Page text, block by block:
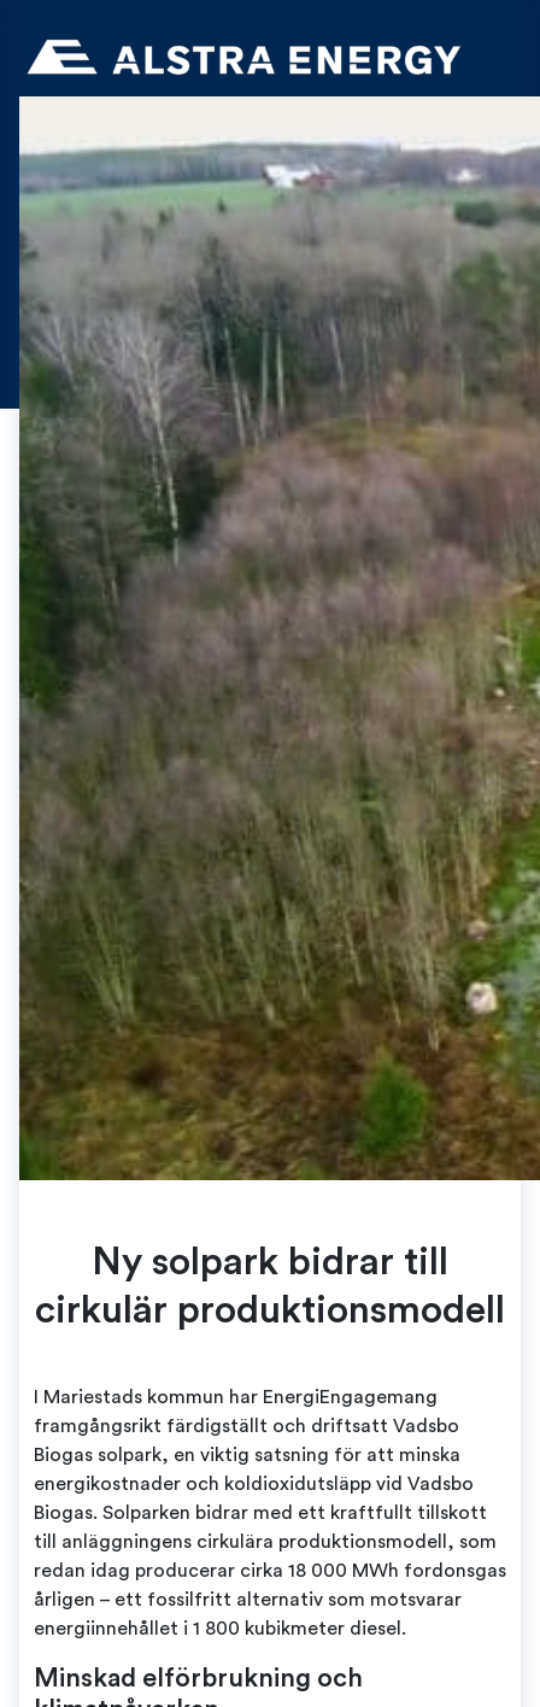
Ny solpark bidrar till
cirkulär produktionsmodell
I Mariestads kommun har EnergiEngagemang
framgångsrikt färdigställt och driftsatt Vadsbo
Biogas solpark, en viktig satsning för att minska
energikostnader och koldioxidutsläpp vid Vadsbo
Biogas. Solparken bidrar med ett kraftfullt tillskott
till anläggningens cirkulära produktionsmodell, som
redan idag producerar cirka 18 000 MWh fordonsgas
årligen – ett fossilfritt alternativ som motsvarar
energiinnehållet i 1 800 kubikmeter diesel.
Minskad elförbrukning och